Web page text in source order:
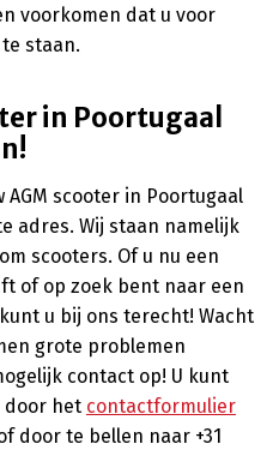
voorkomen dat u voor
staan.
in Poortugaal
scooter in Poortugaal
adres. Wij staan namelijk
scooters. Of u nu een
of op zoek bent naar een
u bij ons terecht! Wacht
grote problemen
contact op! U kunt
door het contactformulier
door te bellen naar +31